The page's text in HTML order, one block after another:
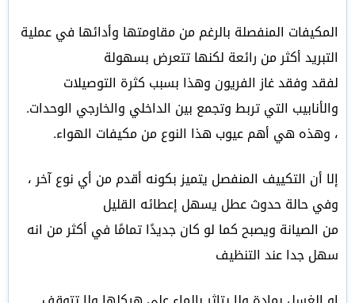
المكيفات المنفصلة بالرغم من مقاومتها وأدائها في عملية
التبريد أكثر من رائعة لكنها تتعرض بسهولة
لفقد وفقد غاز الفريون وهذا بسبب كثرة التوصيلات
والأنابيب التي تربط وتجمع بين الداخلي والخارجي الوحدات.
، وهذه هي أهم عيوب هذا النوع من مكيفات الهواء.
إلا أن التكييف المنفصل يتميز بكونه أقدم من أي نوع آخر ،
وفي حالة حدوث عطل يسهل إعطائه القليل
من الصيانة ويصبح كما لو كان جديدًا تمامًا في أكثر من انه
سهل جدا عند التنظيف